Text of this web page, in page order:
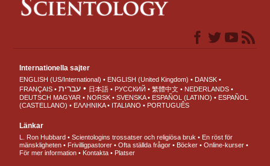
Internationella sajter
ENGLISH (US/International) ENGLISH (United Kingdom)
DANSK
FRANÇAIS
עברית 日本語 РУССКИЙ 繁體中文
NEDERLANDS
DEUTSCH MAGYAR NORSK SVENSKA ESPAÑOL (LATINO)
ESPAÑOL
(CASTELLANO)
ΕΛΛΗΝΙΚA ITALIANO PORTUGUÊS
Länkar
L. Ron Hubbard Scientologins trossatser och religiösa bruk
En röst för
mänskligheten
Frivilligpastorer Ofta ställda frågor Böcker
Online-kurser
För mer information
Kontakta Platser